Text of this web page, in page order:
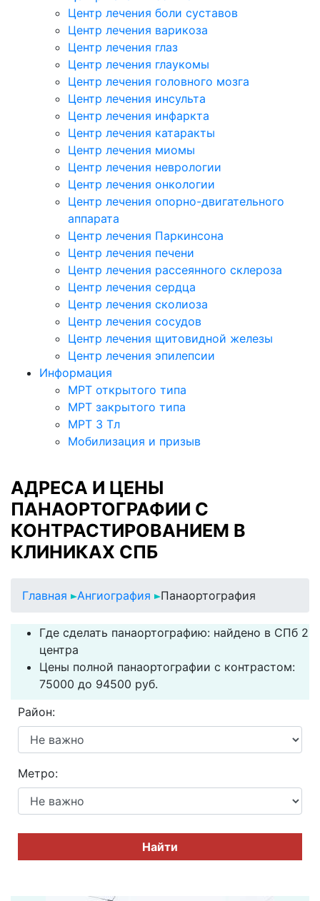
Центр лечения боли суставов
Центр лечения варикоза
Центр лечения глаз
Центр лечения глаукомы
Центр лечения головного мозга
Центр лечения инсульта
Центр лечения инфаркта
Центр лечения катаракты
Центр лечения миомы
Центр лечения неврологии
Центр лечения онкологии
Центр лечения опорно-двигательного
аппарата
Центр лечения Паркинсона
Центр лечения печени
Центр лечения рассеянного склероза
Центр лечения сердца
Центр лечения сколиоза
Центр лечения сосудов
Центр лечения щитовидной железы
Центр лечения эпилепсии
Информация
МРТ открытого типа
МРТ закрытого типа
МРТ 3 Тл
Мобилизация и призыв
АДРЕСА И ЦЕНЫ
ПАНАОРТОГРАФИИ С
КОНТРАСТИРОВАНИЕМ В
КЛИНИКАХ СПБ
Главная Ангиография Панаортография
Где сделать панаортографию: найдено в СПб 2
центра
Цены полной панаортографии с контрастом:
75000 до 94500 руб.
Район:
Метро:
Найти